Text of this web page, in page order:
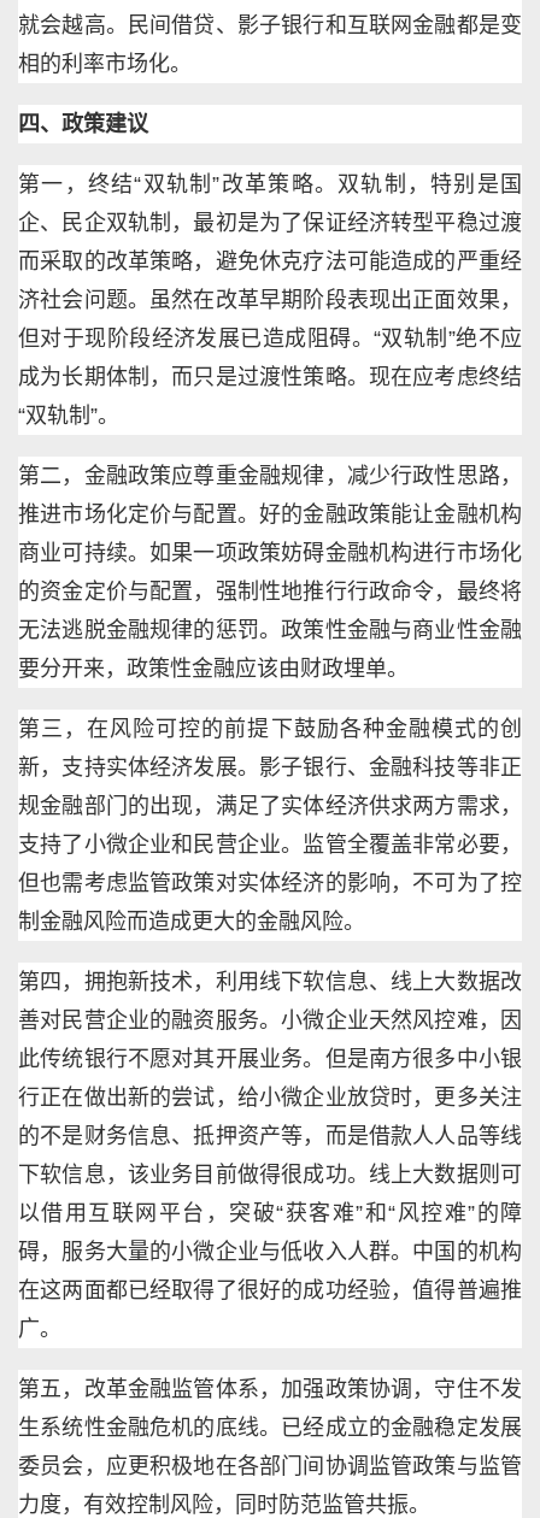
就会越高。民间借贷、影子银行和互联网金融都是变
相的利率市场化。
四、政策建议
第一，终结“双轨制”改革策略。双轨制，特别是国
企、民企双轨制，最初是为了保证经济转型平稳过渡
而采取的改革策略，避免休克疗法可能造成的严重经
济社会问题。虽然在改革早期阶段表现出正面效果，
但对于现阶段经济发展已造成阻碍。“双轨制”绝不应
成为长期体制，而只是过渡性策略。现在应考虑终结
“双轨制”。
第二，金融政策应尊重金融规律，减少行政性思路，
推进市场化定价与配置。好的金融政策能让金融机构
商业可持续。如果一项政策妨碍金融机构进行市场化
的资金定价与配置，强制性地推行行政命令，最终将
无法逃脱金融规律的惩罚。政策性金融与商业性金融
要分开来，政策性金融应该由财政埋单。
第三，在风险可控的前提下鼓励各种金融模式的创
新，支持实体经济发展。影子银行、金融科技等非正
规金融部门的出现，满足了实体经济供求两方需求，
支持了小微企业和民营企业。监管全覆盖非常必要，
但也需考虑监管政策对实体经济的影响，不可为了控
制金融风险而造成更大的金融风险。
第四，拥抱新技术，利用线下软信息、线上大数据改
善对民营企业的融资服务。小微企业天然风控难，因
此传统银行不愿对其开展业务。但是南方很多中小银
行正在做出新的尝试，给小微企业放贷时，更多关注
的不是财务信息、抵押资产等，而是借款人人品等线
下软信息，该业务目前做得很成功。线上大数据则可
以借用互联网平台，突破“获客难”和“风控难”的障
碍，服务大量的小微企业与低收入人群。中国的机构
在这两面都已经取得了很好的成功经验，值得普遍推
广。
第五，改革金融监管体系，加强政策协调，守住不发
生系统性金融危机的底线。已经成立的金融稳定发展
委员会，应更积极地在各部门间协调监管政策与监管
力度，有效控制风险，同时防范监管共振。